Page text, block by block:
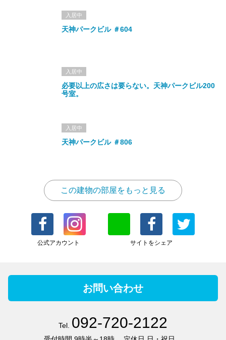
入居中
天神パークビル ＃604
入居中
必要以上の広さは要らない。天神パークビル200
号室。
入居中
天神パークビル ＃806
この建物の部屋をもっと見る
公式アカウント サイトをシェア
お問い合わせ
Tel. 092-720-2122